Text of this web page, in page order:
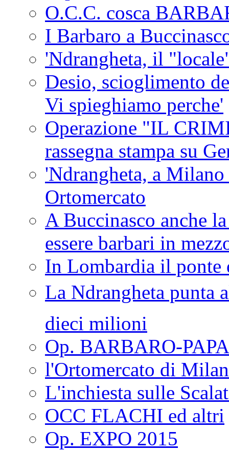
O.C.C. cosca
I Barbaro a
'Ndrangheta, il
Desio, scioglimento
Vi spieghiamo perche'
Operazione "IL
rassegna stampa su
'Ndrangheta, a Milano
Ortomercato
A Buccinasco anche
essere barbari in
In Lombardia il ponte
La Ndrangheta
dieci milioni
Op. BARBARO-
l'Ortomercato di
L'inchiesta sulle
OCC FLACHI ed altri
Op. EXPO 2015